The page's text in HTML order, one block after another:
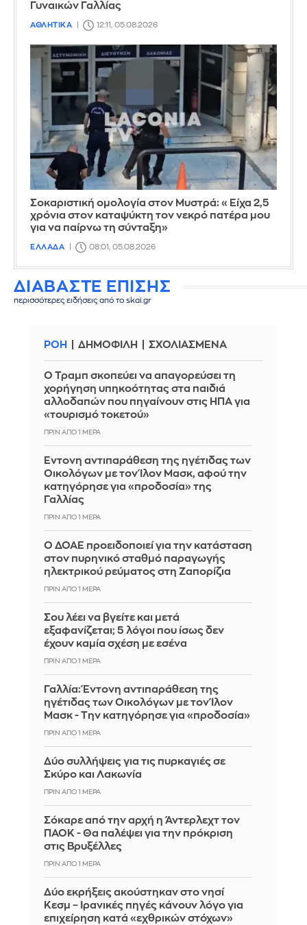
Γυναικών Γαλλίας
ΑΘΛΗΤΙΚΑ 12:11, 05.08.2026
Σοκαριστική ομολογία στον Μυστρά: «Είχα 2,5
χρόνια στον καταψύκτη τον νεκρό πατέρα μου
για να παίρνω τη σύνταξη»
ΕΛΛΑΔΑ 08:01, 05.08.2026
ΔΙΑΒΑΣΤΕ ΕΠΙΣΗΣ
περισσότερες ειδήσεις από το skai.gr
ΡΟΗ ΔΗΜΟΦΙΛΗ ΣΧΟΛΙΑΣΜΕΝΑ
Ο Τραμπ σκοπεύει να απαγορεύσει τη
χορήγηση υπηκοότητας στα παιδιά
αλλοδαπών που πηγαίνουν στις ΗΠΑ για
«τουρισμό τοκετού»
ΠΡΙΝ ΑΠΌ 1 ΜΈΡΑ
Έντονη αντιπαράθεση της ηγέτιδας των
Οικολόγων με τον Ίλον Μασκ, αφού την
κατηγόρησε για «προδοσία» της
Γαλλίας
ΠΡΙΝ ΑΠΌ 1 ΜΈΡΑ
Ο ΔΟΑΕ προειδοποιεί για την κατάσταση
στον πυρηνικό σταθμό παραγωγής
ηλεκτρικού ρεύματος στη Ζαπορίζια
ΠΡΙΝ ΑΠΌ 1 ΜΈΡΑ
Σου λέει να βγείτε και μετά
εξαφανίζεται; 5 λόγοι που ίσως δεν
έχουν καμία σχέση με εσένα
ΠΡΙΝ ΑΠΌ 1 ΜΈΡΑ
Γαλλία: Έντονη αντιπαράθεση της
ηγέτιδας των Οικολόγων με τον Ίλον
Μασκ - Την κατηγόρησε για «προδοσία»
ΠΡΙΝ ΑΠΌ 1 ΜΈΡΑ
Δύο συλλήψεις για τις πυρκαγιές σε
Σκύρο και Λακωνία
ΠΡΙΝ ΑΠΌ 1 ΜΈΡΑ
Σόκαρε από την αρχή η Άντερλεχτ τον
ΠΑΟΚ - Θα παλέψει για την πρόκριση
στις Βρυξέλλες
ΠΡΙΝ ΑΠΌ 1 ΜΈΡΑ
Δύο εκρήξεις ακούστηκαν στο νησί
Κεσμ – Ιρανικές πηγές κάνουν λόγο για
επιχείρηση κατά «εχθρικών στόχων»